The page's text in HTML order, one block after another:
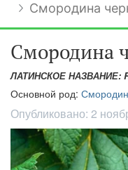
Смородина
Смородина
ЛАТИНСКОЕ НАЗВАНИЕ:
Основной род:
Опубликовано: 2